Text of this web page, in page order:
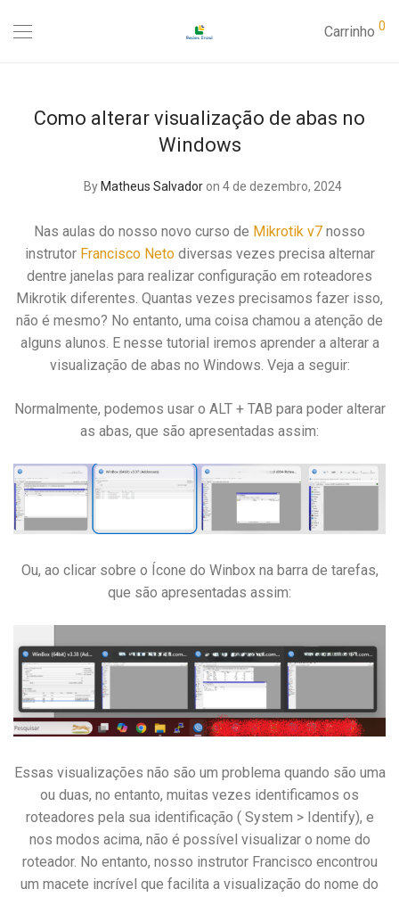
Carrinho 0
Como alterar visualização de abas no
Windows
By Matheus Salvador on 4 de dezembro, 2024
Nas aulas do nosso novo curso de Mikrotik v7 nosso
instrutor Francisco Netodiversas vezes precisa alternar
dentre janelas para realizar configuração em roteadores
Mikrotik diferentes. Quantas vezes precisamos fazer isso,
não é mesmo? No entanto, uma coisa chamou a atenção de
alguns alunos. E nesse tutorial iremos aprender a alterar a
visualização de abas no Windows. Veja a seguir:
Normalmente, podemos usar o ALT + TAB para poder alterar
as abas, que são apresentadas assim:
Ou, ao clicar sobre o Ícone do Winbox na barra de tarefas,
que são apresentadas assim:
Essas visualizações não são um problema quando são uma
ou duas, no entanto, muitas vezes identificamos os
roteadores pela sua identificação ( System > Identify), e
nos modos acima, não é possível visualizar o nome do
roteador. No entanto, nosso instrutor Francisco encontrou
um macete incrível que facilita a visualização do nome do